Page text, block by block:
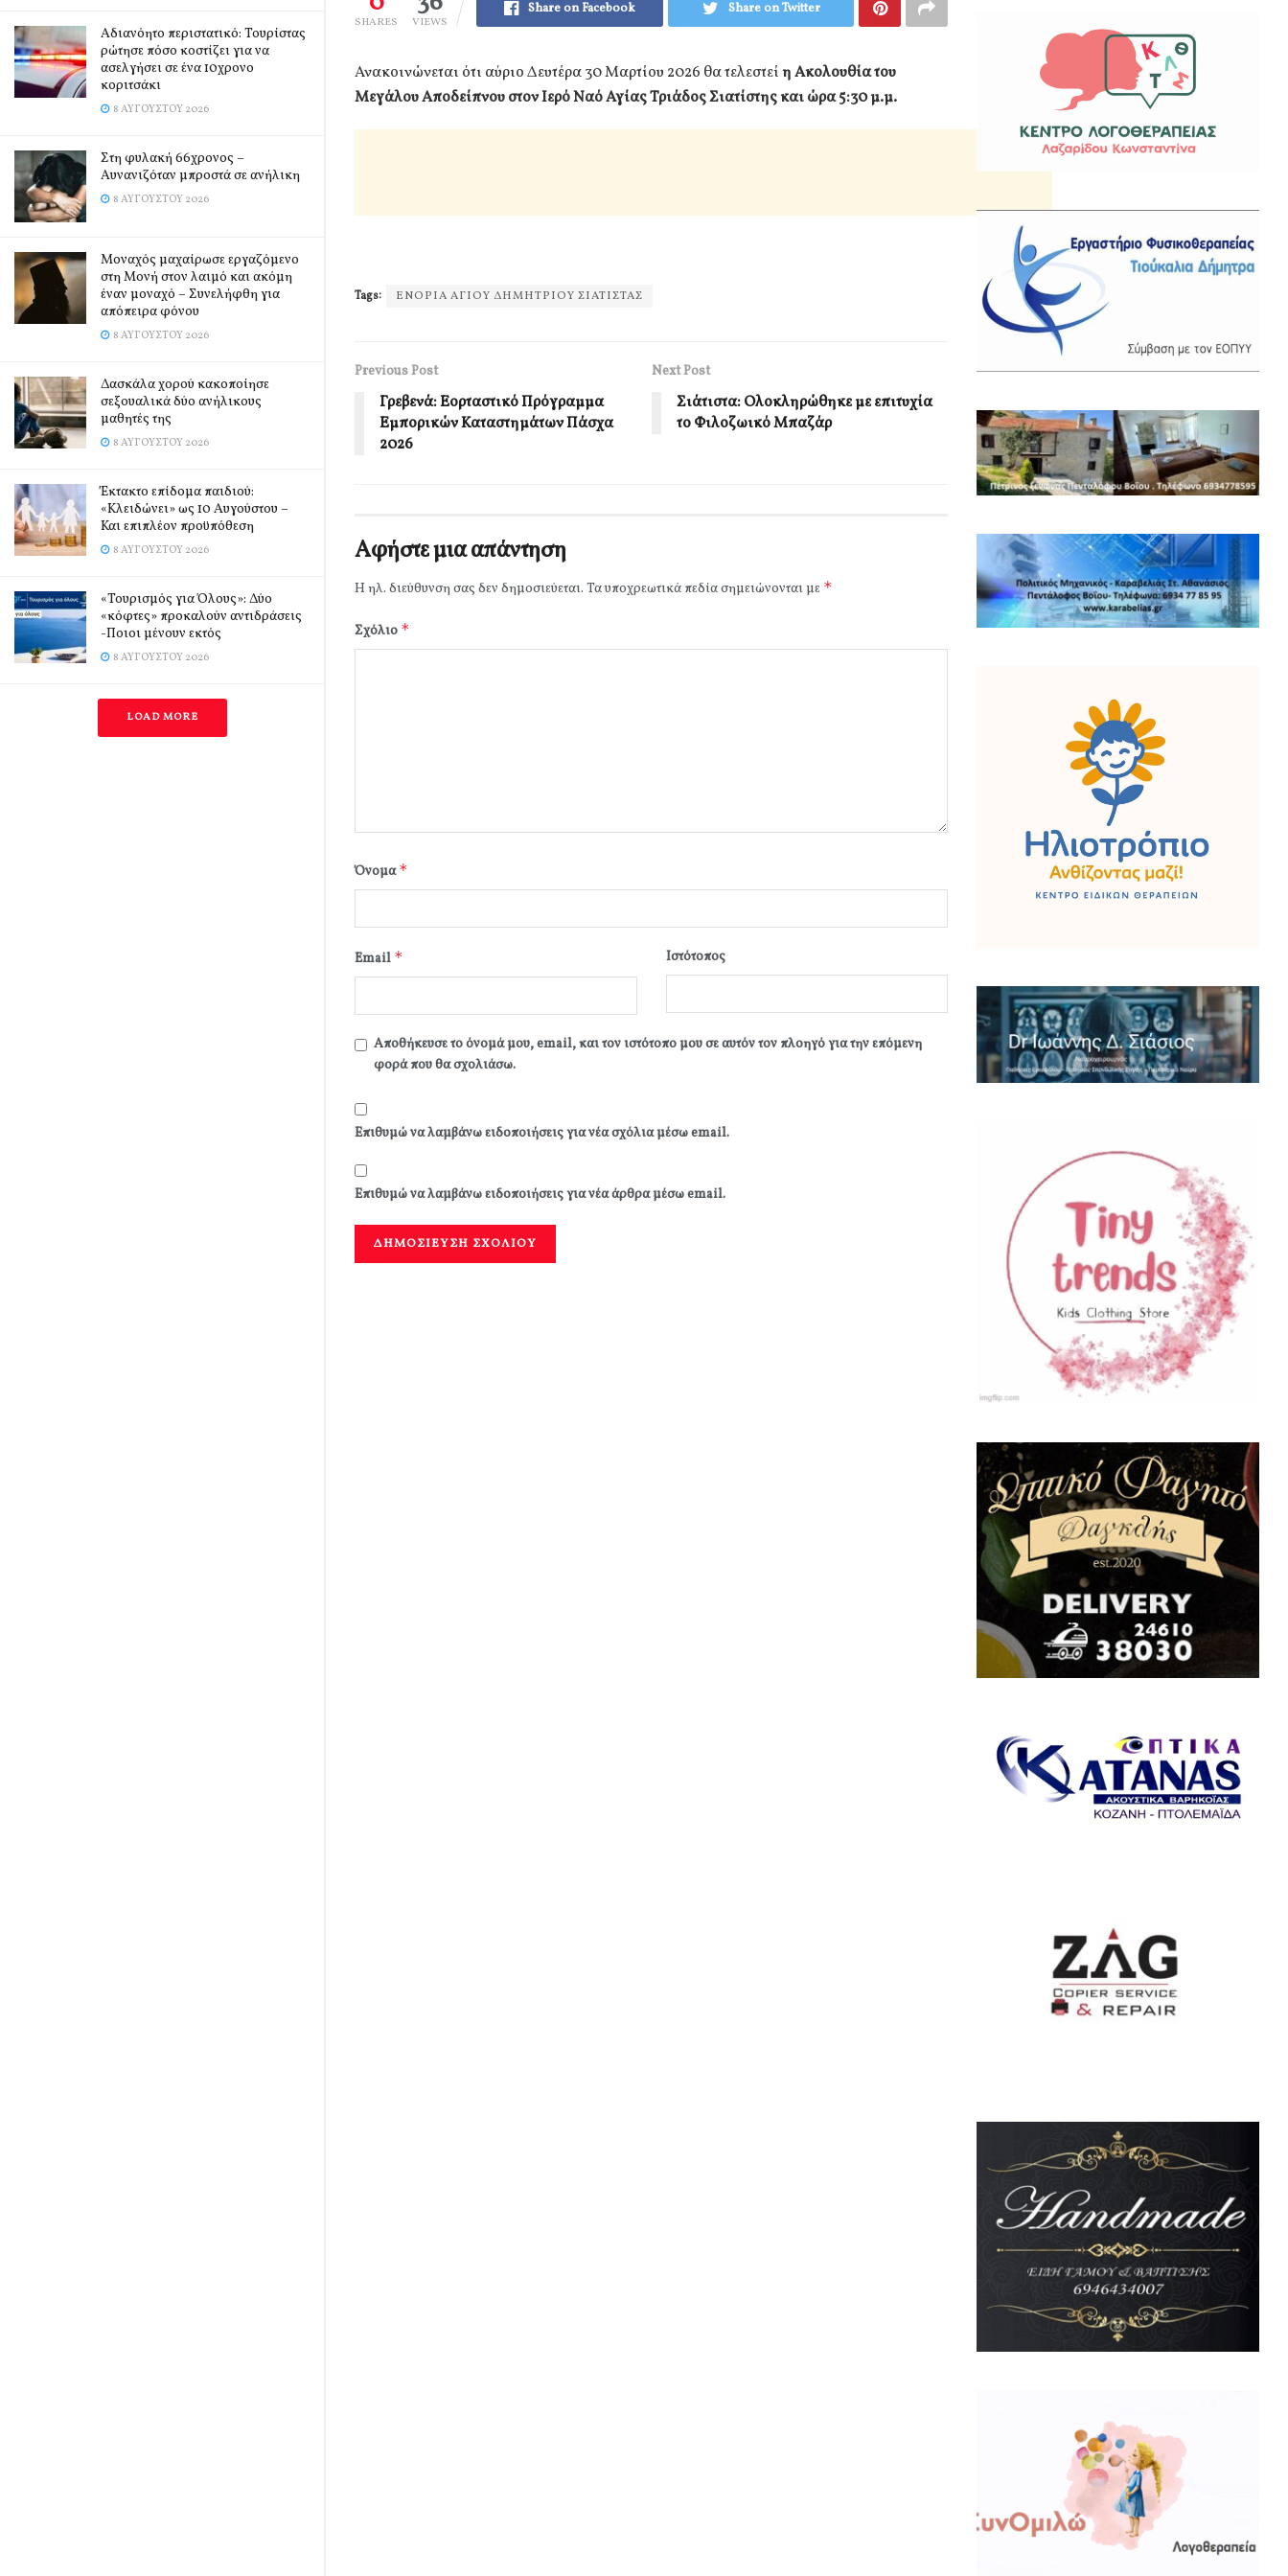
Αδιανόητο περιστατικό: Τουρίστας
ρώτησε πόσο κοστίζει για να
ασελγήσει σε ένα 10χρονο
κοριτσάκι
8 ΑΥΓΟΎΣΤΟΥ 2026
Στη φυλακή 66χρονος –
Αυνανιζόταν μπροστά σε ανήλικη
8 ΑΥΓΟΎΣΤΟΥ 2026
Μοναχός μαχαίρωσε εργαζόμενο
στη Μονή στον λαιμό και ακόμη
έναν μοναχό – Συνελήφθη για
απόπειρα φόνου
8 ΑΥΓΟΎΣΤΟΥ 2026
Δασκάλα χορού κακοποίησε
σεξουαλικά δύο ανήλικους
μαθητές της
8 ΑΥΓΟΎΣΤΟΥ 2026
Έκτακτο επίδομα παιδιού:
«Κλειδώνει» ως 10 Αυγούστου –
Και επιπλέον προϋπόθεση
8 ΑΥΓΟΎΣΤΟΥ 2026
«Τουρισμός για Όλους»: Δύο
«κόφτες» προκαλούν αντιδράσεις
-Ποιοι μένουν εκτός
8 ΑΥΓΟΎΣΤΟΥ 2026
LOAD MORE
SHARES VIEWS
Share on Facebook Share on Twitter
Ανακοινώνεται ότι αύριο Δευτέρα 30 Μαρτίου 2026 θα τελεστείη Ακολουθία του
Μεγάλου Αποδείπνου στον Ιερό Ναό Αγίας Τριάδος Σιατίστης και ώρα 5:30 μ.μ.
Tags: ΕΝΟΡΙΑ ΑΓΙΟΥ ΔΗΜΗΤΡΙΟΥ ΣΙΑΤΙΣΤΑΣ
Previous Post
Γρεβενά: Εορταστικό Πρόγραμμα
Εμπορικών Καταστημάτων Πάσχα
2026
Next Post
Σιάτιστα: Ολοκληρώθηκε με επιτυχία
το Φιλοζωικό Μπαζάρ
Αφήστε μια απάντηση
Η ηλ. διεύθυνση σας δεν δημοσιεύεται. Τα υποχρεωτικά πεδία σημειώνονται με *
Σχόλιο *
Όνομα*
Email * Ιστότοπος
Αποθήκευσε το όνομά μου, email, και τον ιστότοπο μου σε αυτόν τον πλοηγό για την επόμενη
φορά που θα σχολιάσω.
Επιθυμώ να λαμβάνω ειδοποιήσεις για νέα σχόλια μέσω email.
Επιθυμώ να λαμβάνω ειδοποιήσεις για νέα άρθρα μέσω email.